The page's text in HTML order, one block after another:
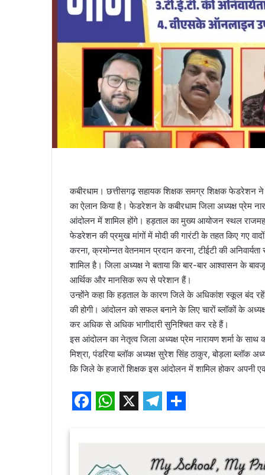
कबीरधाम। छत्तीसगढ़ सहायक शिक्षक समग्र शिक्षक फेडरेशन
का ऐलान किया है। फेडरेशन के कबीरधाम जिला अध्यक्ष प्रेम
आंदोलन में शामिल होंगे। हड़ताल का मुख्य आयोजन स्थल राजमहल
फेडरेशन की प्रमुख मांगों में मोदी की गारंटी के तहत किए गए
करना, क्रमोन्नत वेतनमान प्रदान करना, टीईटी की
शामिल है। जिला अध्यक्ष ने बताया कि बार-बार आश्वासन के
आर्थिक और मानसिक रूप से परेशान हैं।
उन्होंने कहा कि हड़ताल के कारण जिले के अधिकांश स्कूल बंद रहेंगे
की होगी। आंदोलन को सफल बनाने के लिए चारों ब्लॉकों के
कर अधिक से अधिक भागीदारी सुनिश्चित कर रहे हैं।
इस आंदोलन का नेतृत्व जिला अध्यक्ष प्रेम नारायण शर्मा के साथ
मिश्रा, पंडरिया ब्लॉक अध्यक्ष सुरेश सिंह ठाकुर, बोड़ला
कि जिले के हजारों शिक्षक इस आंदोलन में शामिल होकर अपनी
a